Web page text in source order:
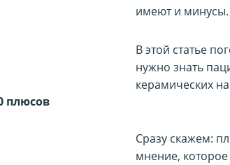
имеют и минусы.
В этой статье
нужно знать
керамических
плюсов
Сразу скажем:
мнение,